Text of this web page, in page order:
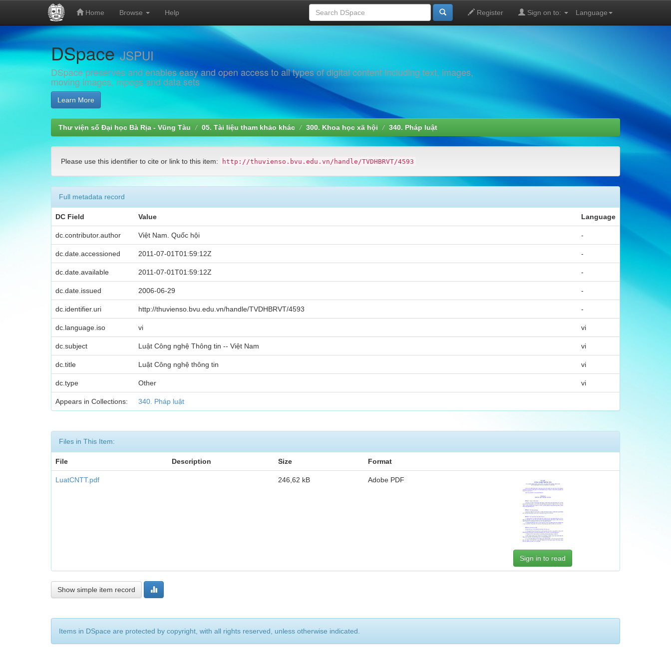
navigation
Home Browse Help Language
Register Sign on to:
DSpaceJSPUI
DSpace preserves and enables easy and open access to all types of digital content including text, images,
moving images, mpegs and data sets
Learn More
Thư viện số Đại học Bà Rịa - Vũng Tàu 05. Tài liệu tham khảo khác 300. Khoa học xã hội 340. Pháp luật
Please use this identifier to cite or link to this item: http://thuvienso.bvu.edu.vn/handle/TVDHBRVT/4593
Full metadata record
DC Field Value Language
dc.contributor.author Việt Nam. Quốc hội -
dc.date.accessioned 2011-07-01T01:59:12Z -
dc.date.available 2011-07-01T01:59:12Z -
dc.date.issued 2006-06-29 -
dc.identifier.uri http://thuvienso.bvu.edu.vn/handle/TVDHBRVT/4593 -
dc.language.iso vi vi
dc.subject Luật Công nghệ Thông tin -- Việt Nam vi
dc.title Luật Công nghệ thông tin vi
dc.type Other vi
Appears in Collections: 340. Pháp luật
Files in This Item:
File Description Size Format
LuatCNTT.pdf 246,62 kB Adobe PDF
Sign in to read
Show simple item record
Items in DSpace are protected by copyright, with all rights reserved, unless otherwise indicated.